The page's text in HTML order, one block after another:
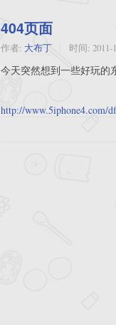
404页面
作者: 大布丁 时间: 2011-
今天突然想到一些好玩的
http://www.5iphone4.com/